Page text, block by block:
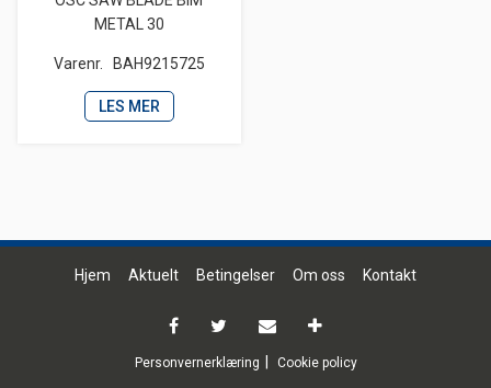
METAL 30
Varenr. BAH9215725
LES MER
Hjem Aktuelt Betingelser Om oss Kontakt
Personvernerklæring Cookie policy